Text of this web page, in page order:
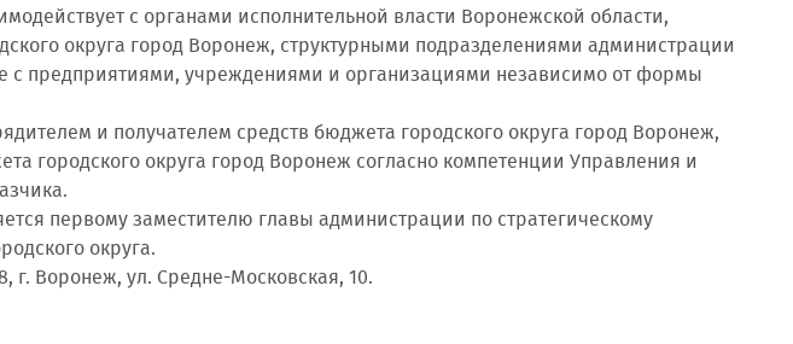
с органами исполнительной власти Воронежской области,
округа город Воронеж, структурными подразделениями администрации
с предприятиями, учреждениями и организациями независимо от формы
и получателем средств бюджета городского округа город Воронеж,
городского округа город Воронеж согласно компетенции Управления и
первому заместителю главы администрации по стратегическому
округа.
г. Воронеж, ул. Средне-Московская, 10.